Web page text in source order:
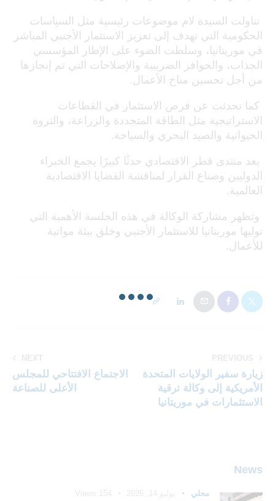
‎ تناولت السيدة لام موضوعات رئيسية مثل السياسات
الحكومية التي تهدف إلى تعزيز الاستثمار الأجنبي المباشر
في موريتانيا، وسلطت الضوء على الإطار المؤسسي
الجذاب، والحوافز الضريبية والإصلاحات التي تم إنجازها
من أجل تحسين مناخ الأعمال.
‎ كما تحدثت عن فرص الاستثمار في القطاعات
الاستراتيجية مثل الطاقة المتجددة والزراعة، والثروة
الحيوانية والصيد البحري والسياحة.
‎ يعد منتدى قطر الاقتصادي حدثًا كبيرًا يجمع الخبراء
الدوليين وصناع القرار لمناقشة القضايا الاقتصادية
العالمية.
‎ وتظهر مشاركة الوكالة في هذه الجلسة الأهمية التي
توليها موريتانيا للاستثمار الأجنبي وخلق بيئة مواتية
للأعمال.
زيارة سفير الولايات المتحدة
الأمريكية إلى وكالة ترقية
الاستثمارات في موريتانيا
الاجتماع الافتتاحي للمجلس
الأعلى للصناعة
News
محلي